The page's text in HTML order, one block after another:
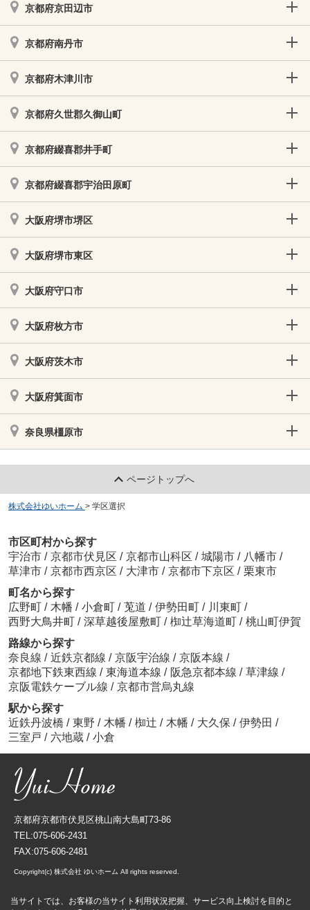
京都府京田辺市
京都府南丹市
京都府木津川市
京都府久世郡久御山町
京都府綴喜郡井手町
京都府綴喜郡宇治田原町
大阪府堺市堺区
大阪府堺市東区
大阪府守口市
大阪府枚方市
大阪府茨木市
大阪府箕面市
奈良県橿原市
ページトップへ
株式会社ゆいホーム > 学区選択
市区町村から探す
宇治市 / 京都市伏見区 / 京都市山科区 / 城陽市 / 八幡市 /
草津市 / 京都市西京区 / 大津市 / 京都市下京区 / 栗東市
町名から探す
広野町 / 木幡 / 小倉町 / 莵道 / 伊勢田町 / 川東町 /
西野大鳥井町 / 深草越後屋敷町 / 椥辻草海道町 / 桃山町伊賀
路線から探す
奈良線 / 近鉄京都線 / 京阪宇治線 / 京阪本線 /
京都地下鉄東西線 / 東海道本線 / 阪急京都本線 / 草津線 /
京阪電鉄ケーブル線 / 京都市営烏丸線
駅から探す
近鉄丹波橋 / 東野 / 木幡 / 椥辻 / 木幡 / 大久保 / 伊勢田 /
三室戸 / 六地蔵 / 小倉
京都府京都市伏見区桃山南大島町73-86
TEL:075-606-2431
FAX:075-606-2481
Copyright(c) 株式会社 ゆいホーム All rights reserved.
当サイトでは、お客様の当サイト利用状況把握、サービス向上検討を目的と